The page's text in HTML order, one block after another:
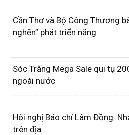
Cần Thơ và Bộ Công Thương
nghẽn” phát triển năng...
Sóc Trăng Mega Sale qui tụ
ngoài nước
Hôi nghị Báo chí Lâm Đồng:
trên địa...